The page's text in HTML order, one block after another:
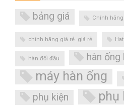
bảng giá Chính hãng
chính hãng giá rẻ. giá rẻ
hàn đối đầu hàn ống
máy hàn ống
phụ kiện phụ